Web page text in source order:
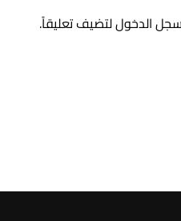
الدخوللتضيف تعليقاً.